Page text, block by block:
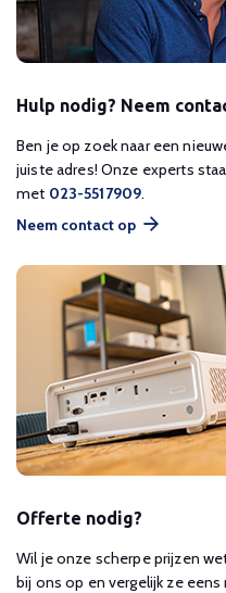
Hulp nodig? Neem
Ben je op zoek naar een
juiste adres! Onze experts
met 023-5517909.
Neem contact op
Offerte nodig?
Wil je onze scherpe prijzen
bij ons op en vergelijk ze